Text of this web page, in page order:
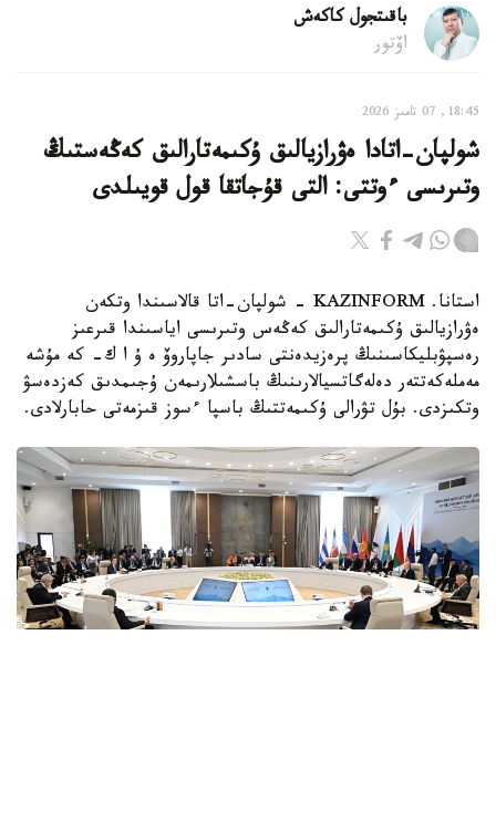
باقىتجول كاكەش
اۆتور
18:45, 07 تامىز 2026
شولپان-اتادا ەۋرازيالىق ۇكىمەتارالىق كەڭەستىڭ
وتىرىسى ءوتتى: التى قۇجاتقا قول قويىلدى
استانا. KAZINFORM - شولپان-اتا قالاسىندا وتكەن
ەۋرازيالىق ۇكىمەتارالىق كەڭەس وتىرىسى اياسىندا قىرعىز
رەسپۋبليكاسىنىڭ پرەزيدەنتى سادىر جاپاروۆ ە ۇ ا ك- كە مۇشە
مەملەكەتتەر دەلەگاتسيالارىنىڭ باسشىلارىمەن ۇجىمدىق كەزدەسۋ
وتكىزدى. بۇل تۋرالى ۇكىمەتتىڭ باسپا ءسوز قىزمەتى حابارلادى.